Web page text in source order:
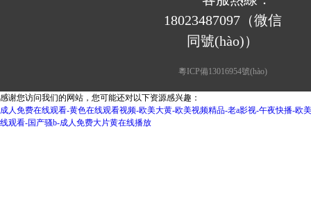
18023487097（微信
同號(hào)）
粵ICP備13016954號(hào)
感谢您访问我们的网站，您可能还对以下资源感兴趣：
成人免费在线观看-黄色在线观看视频-欧美大黄-欧美视频精品-老a影视-午夜快播-
线观看-国产骚b-成人免费大片黄在线播放